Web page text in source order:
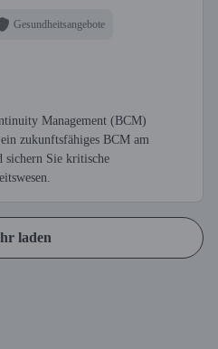
Gesundheitsangebote
Management (BCM)
zukunftsfähiges BCM am
Sie kritische
laden